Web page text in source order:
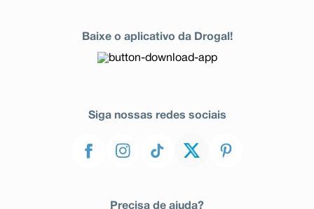
Baixe o aplicativo da Drogal!
Siga nossas redes sociais
Precisa de ajuda?